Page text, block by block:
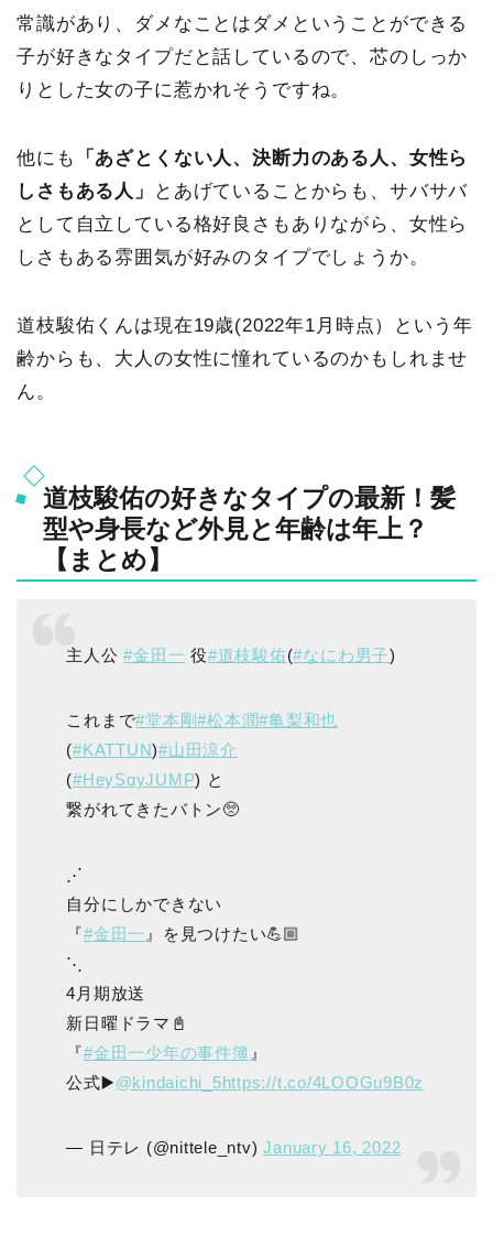
常識があり、ダメなことはダメということができる
子が好きなタイプだと話しているので、芯のしっか
りとした女の子に惹かれそうですね。
他にも
「あざとくない人、決断力のある人、女性ら
しさもある人」
とあげていることからも、サバサバ
として自立している格好良さもありながら、女性ら
しさもある雰囲気が好みのタイプでしょうか。
道枝駿佑くんは現在19歳(2022年1月時点）という年
齢からも、大人の女性に憧れているのかもしれませ
ん。
道枝駿佑の好きなタイプの最新！髪
型や身長など外見と年齢は年上？
【まとめ】
主人公#金田一 役#道枝駿佑(#なにわ男子)
これまで#堂本剛#松本潤#亀梨和也
(#KATTUN)#山田涼介
(#HeySɑyJUMP) と
繋がれてきたバトン🥺
⋰
自分にしかできない
『#金田一 』を見つけたい💪🏼
⋱
4月期放送
新日曜ドラマ📓
『#金田一少年の事件簿 』
公式▶️@kindaichi_5https://t.co/4LOOGu9B0z
— 日テレ (@nittele_ntv)January 16, 2022